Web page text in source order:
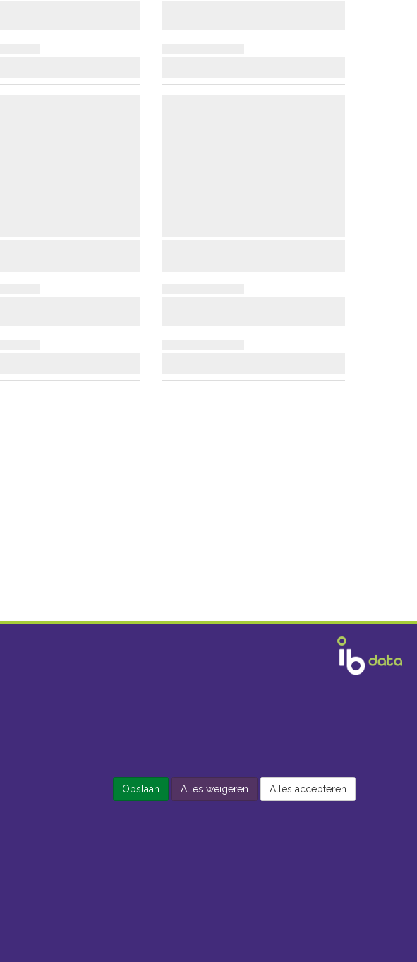
Opslaan Alles weigeren Alles accepteren